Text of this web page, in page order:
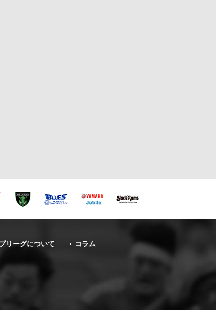
リーグについて コラム